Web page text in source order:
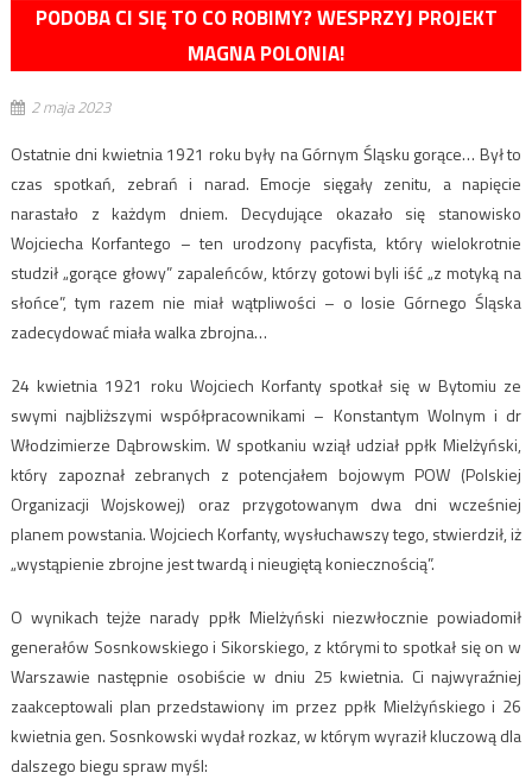
PODOBA CI SIĘ TO CO ROBIMY? WESPRZYJ PROJEKT
MAGNA POLONIA!
2 maja 2023
Ostatnie dni kwietnia 1921 roku były na Górnym Śląsku gorące… Był to
czas spotkań, zebrań i narad. Emocje sięgały zenitu, a napięcie
narastało z każdym dniem. Decydujące okazało się stanowisko
Wojciecha Korfantego – ten urodzony pacyfista, który wielokrotnie
studził „gorące głowy” zapaleńców, którzy gotowi byli iść „z motyką na
słońce”, tym razem nie miał wątpliwości – o losie Górnego Śląska
zadecydować miała walka zbrojna…
24 kwietnia 1921 roku Wojciech Korfanty spotkał się w Bytomiu ze
swymi najbliższymi współpracownikami – Konstantym Wolnym i dr
Włodzimierze Dąbrowskim. W spotkaniu wziął udział ppłk Mielżyński,
który zapoznał zebranych z potencjałem bojowym POW (Polskiej
Organizacji Wojskowej) oraz przygotowanym dwa dni wcześniej
planem powstania. Wojciech Korfanty, wysłuchawszy tego, stwierdził, iż
„wystąpienie zbrojne jest twardą i nieugiętą koniecznością”.
O wynikach tejże narady ppłk Mielżyński niezwłocznie powiadomił
generałów Sosnkowskiego i Sikorskiego, z którymi to spotkał się on w
Warszawie następnie osobiście w dniu 25 kwietnia. Ci najwyraźniej
zaakceptowali plan przedstawiony im przez ppłk Mielżyńskiego i 26
kwietnia gen. Sosnkowski wydał rozkaz, w którym wyraził kluczową dla
dalszego biegu spraw myśl: